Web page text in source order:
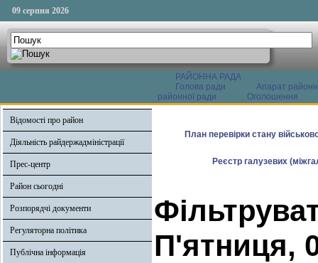
09 серпня 2026
РАЙОННА РАДА
Голова ради
Апарат
районної ради
Оголошення
Відомості про район
Діяльність райдержадміністрації
Прес-центр
Район сьогодні
Розпорядчі документи
Регуляторна політика
Публічна інформація
План перевірки стану
Реєстр галузевих
П'ятниця,